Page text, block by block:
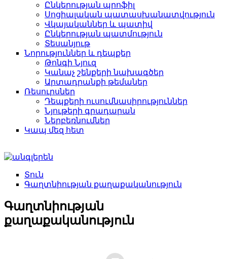
Ընկերության պրոֆիլ
Սոցիալական պատասխանատվություն
Վկայականներ և պատիվ
Ընկերության պատմություն
Տեսանյութ
Նորություններ և դեպքեր
Թոնգի Նյուզ
Կանաչ շենքերի նախագծեր
Արտադրանքի թեմաներ
Ռեսուրսներ
Դեպքերի ուսումնասիրություններ
Նյութերի գրադարան
Ներբեռնումներ
Կապ մեզ հետ
Տուն
Գաղտնիության քաղաքականություն
Գաղտնիության
քաղաքականություն